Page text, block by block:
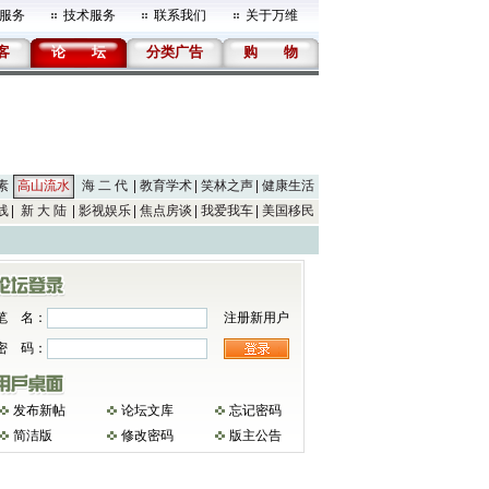
务 技术服务 联系我们 关于万维
论 坛 分类广告 购 物
高山流水 海 二 代 教育学术 笑林之声
健康生活
新 大 陆 影视娱乐 焦点房谈 我爱我车 美国移民
名：
注册新用户
码：
发布新帖 论坛文库
忘记密码
简洁版
修改密码 版主公告